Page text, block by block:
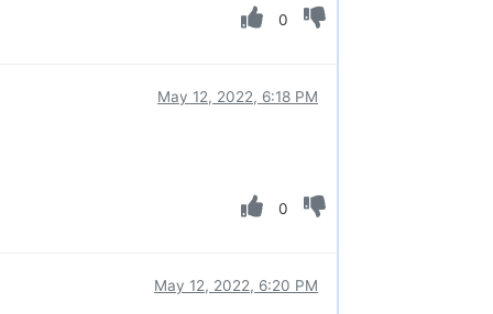
0
May 12, 2022, 6:18 PM
0
May 12, 2022, 6:20 PM